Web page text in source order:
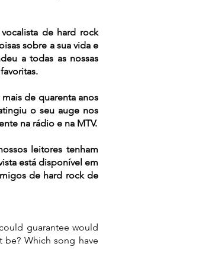
de hard rock
sobre a sua vida e
a todas as nossas
de quarenta anos
o seu auge nos
na rádio e na MTV.
leitores tenham
está disponível em
de hard rock de
guarantee would
Which song have